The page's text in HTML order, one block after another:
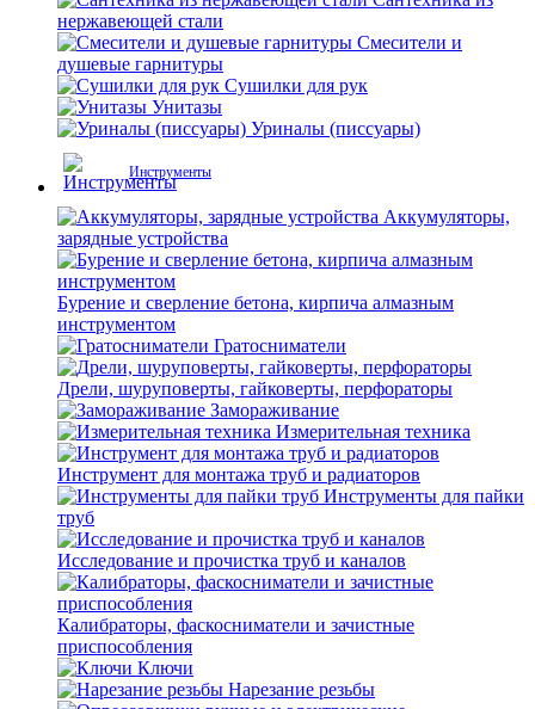
нержавеющей стали
Смесители и
душевые гарнитуры
Сушилки для рук
Унитазы
Уриналы (писсуары)
Инструменты
Аккумуляторы,
зарядные устройства
Бурение и сверление бетона, кирпича алмазным
инструментом
Гратосниматели
Дрели, шуруповерты, гайковерты, перфораторы
Замораживание
Измерительная техника
Инструмент для монтажа труб и радиаторов
Инструменты для пайки
труб
Исследование и прочистка труб и каналов
Калибраторы, фаскосниматели и зачистные
приспособления
Ключи
Нарезание резьбы